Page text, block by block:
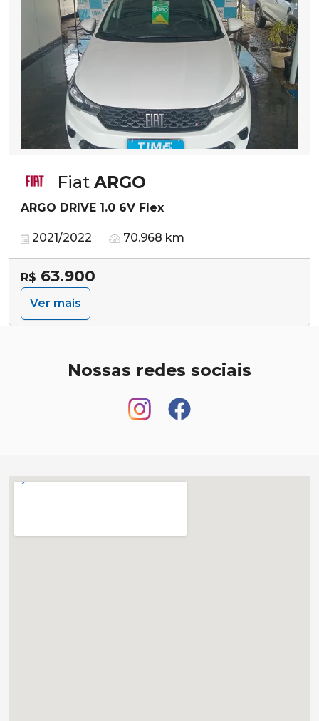
Fiat ARGO
ARGO DRIVE 1.0 6V Flex
2021/2022 70.968 km
R$ 63.900
Ver mais
Nossas redes sociais